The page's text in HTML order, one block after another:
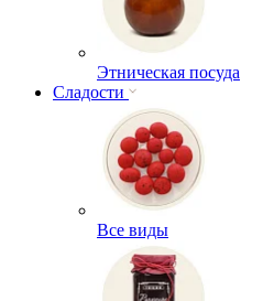
Этническая посуда
Сладости
Все виды